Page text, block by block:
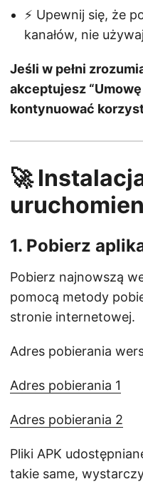
⚡ Upewnij się, że
kanałów, nie
Jeśli w pełni
akceptujesz
kontynuować
🚀
1. Pobierz
Pobierz najnowszą
pomocą metody
stronie internetowej.
Adres pobierania
Adres pobierania 1
Adres pobierania 2
Pliki APK
takie same,